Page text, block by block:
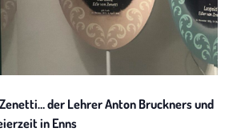
t
i
o
der Lehrer Anton Bruckners und
in Enns